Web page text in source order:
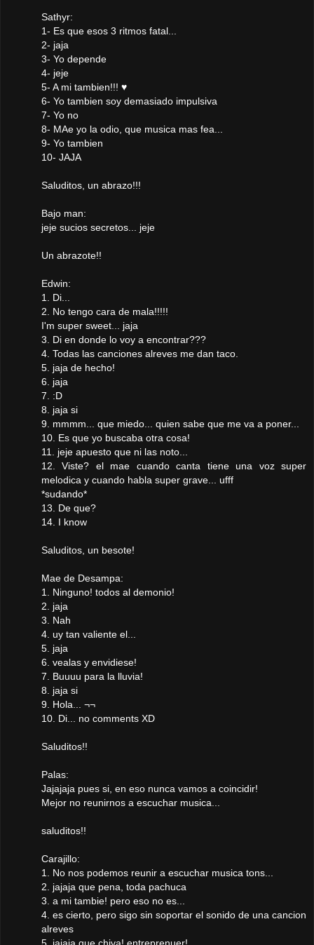
Sathyr:
1- Es que esos 3 ritmos fatal...
2- jaja
3- Yo depende
4- jeje
5- A mi tambien!!! ♥
6- Yo tambien soy demasiado impulsiva
7- Yo no
8- MAe yo la odio, que musica mas fea...
9- Yo tambien
10- JAJA
Saluditos, un abrazo!!!
Bajo man:
jeje sucios secretos... jeje
Un abrazote!!
Edwin:
1. Di...
2. No tengo cara de mala!!!!!
I'm super sweet... jaja
3. Di en donde lo voy a encontrar???
4. Todas las canciones alreves me dan taco.
5. jaja de hecho!
6. jaja
7. :D
8. jaja si
9. mmmm... que miedo... quien sabe que me va a poner...
10. Es que yo buscaba otra cosa!
11. jeje apuesto que ni las noto...
12. Viste? el mae cuando canta tiene una voz super
melodica y cuando habla super grave... ufff
*sudando*
13. De que?
14. I know
Saluditos, un besote!
Mae de Desampa:
1. Ninguno! todos al demonio!
2. jaja
3. Nah
4. uy tan valiente el...
5. jaja
6. vealas y envidiese!
7. Buuuu para la lluvia!
8. jaja si
9. Hola... ¬¬
10. Di... no comments XD
Saluditos!!
Palas:
Jajajaja pues si, en eso nunca vamos a coincidir!
Mejor no reunirnos a escuchar musica...
saluditos!!
Carajillo:
1. No nos podemos reunir a escuchar musica tons...
2. jajaja que pena, toda pachuca
3. a mi tambie! pero eso no es...
4. es cierto, pero sigo sin soportar el sonido de una cancion
alreves
5. jajaja que chiva! entreprenuer!